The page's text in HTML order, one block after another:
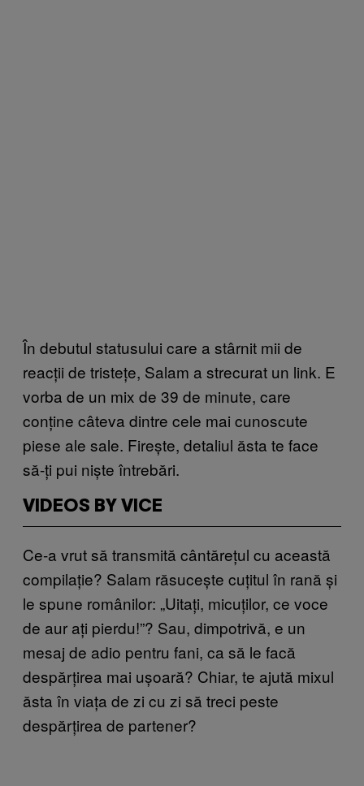
În debutul statusului care a stârnit mii de
reacții de tristețe, Salam a strecurat un link. E
vorba de un mix de 39 de minute, care
conține câteva dintre cele mai cunoscute
piese ale sale. Firește, detaliul ăsta te face
să-ți pui niște întrebări.
VIDEOS BY VICE
Ce-a vrut să transmită cântărețul cu această
compilație? Salam răsucește cuțitul în rană și
le spune românilor: „Uitați, micuților, ce voce
de aur ați pierdu!”? Sau, dimpotrivă, e un
mesaj de adio pentru fani, ca să le facă
despărțirea mai ușoară? Chiar, te ajută mixul
ăsta în viața de zi cu zi să treci peste
despărțirea de partener?